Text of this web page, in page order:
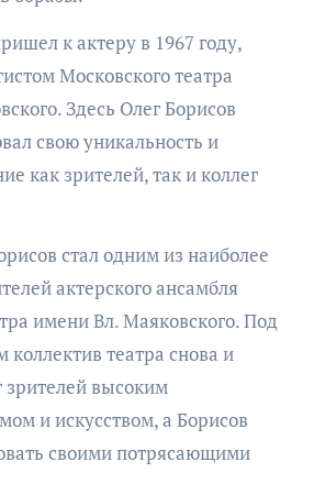
к актеру в 1967 году,
Московского театра
Здесь Олег Борисов
свою уникальность и
как зрителей, так и коллег
стал одним из наиболее
актерского ансамбля
имени Вл. Маяковского. Под
коллектив театра снова и
зрителей высоким
и искусством, а Борисов
своими потрясающими